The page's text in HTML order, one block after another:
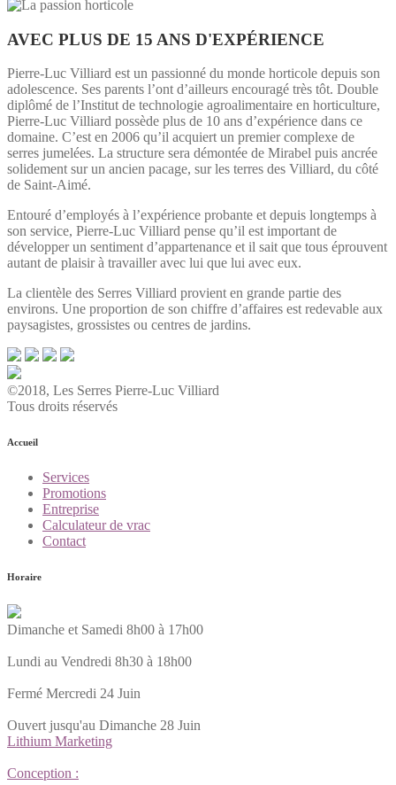
AVEC PLUS DE 15 ANS D'EXPÉRIENCE
Pierre-Luc Villiard est un passionné du monde horticole depuis son
adolescence. Ses parents l’ont d’ailleurs encouragé très tôt. Double
diplômé de l’Institut de technologie agroalimentaire en horticulture,
Pierre-Luc Villiard possède plus de 10 ans d’expérience dans ce
domaine. C’est en 2006 qu’il acquiert un premier complexe de
serres jumelées. La structure sera démontée de Mirabel puis ancrée
solidement sur un ancien pacage, sur les terres des Villiard, du côté
de Saint-Aimé.
Entouré d’employés à l’expérience probante et depuis longtemps à
son service, Pierre-Luc Villiard pense qu’il est important de
développer un sentiment d’appartenance et il sait que tous éprouvent
autant de plaisir à travailler avec lui que lui avec eux.
La clientèle des Serres Villiard provient en grande partie des
environs. Une proportion de son chiffre d’affaires est redevable aux
paysagistes, grossistes ou centres de jardins.
©2018, Les Serres Pierre-Luc Villiard
Tous droits réservés
Accueil
Services
Promotions
Entreprise
Calculateur de vrac
Contact
Horaire
Dimanche et Samedi 8h00 à 17h00
Lundi au Vendredi 8h30 à 18h00
Fermé Mercredi 24 Juin
Ouvert jusqu'au Dimanche 28 Juin
Lithium Marketing
Conception :